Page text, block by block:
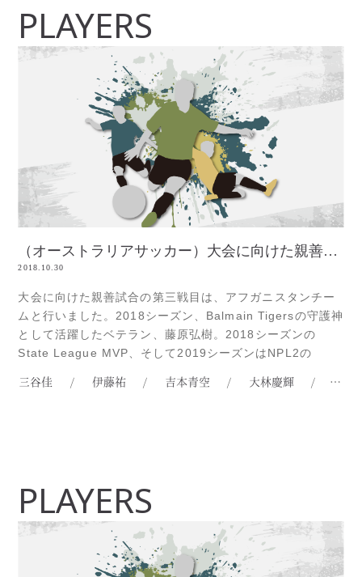
PLAYERS
（オーストラリアサッカー）大会に向けた親善試合・アフガニスタン戦
2018.10.30
大会に向けた親善試合の第三戦目は、アフガニスタンチー
ムと行いました。2018シーズン、Balmain Tigersの守護神
として活躍したベテラン、藤原弘樹。2018シーズンの
State League MVP、そして2019シーズンはNPL2の
ン、NPL2のRydalmere FCでプレーした、近藤太。プレシ
三谷佳 / 伊藤祐 / 吉本青空 / 大林慶輝 / 岡本
PLAYERS